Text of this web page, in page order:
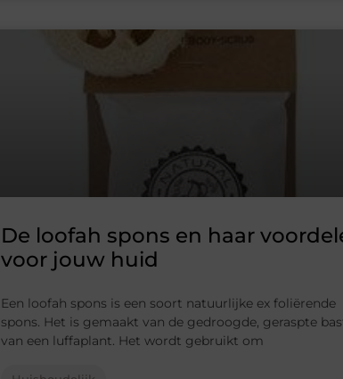
De loofah spons en haar
voor jouw huid
Een loofah spons is een soort natuurlijke ex foliërende
spons. Het is gemaakt van de gedroogde, geraspte
van een luffaplant. Het wordt gebruikt om